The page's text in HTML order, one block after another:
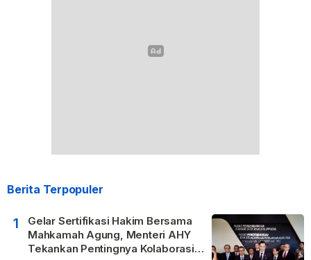
Berita Terpopuler
1
Gelar Sertifikasi Hakim Bersama
Mahkamah Agung, Menteri AHY
Tekankan Pentingnya Kolaborasi